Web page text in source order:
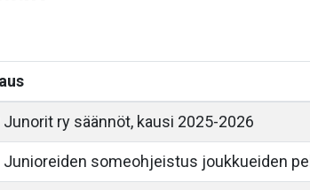
Junorit ry säännöt, kausi 2025-2026
Junioreiden someohjeistus joukkueiden